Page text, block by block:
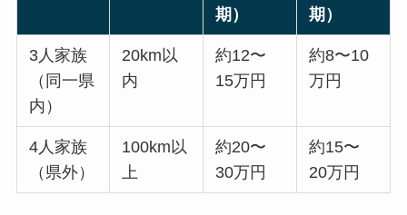
期）
期）
3人家族
（同一県
内）
20km以
内
約12〜
15万円
約8〜10
万円
4人家族
（県外）
100km以
上
約20〜
30万円
約15〜
20万円